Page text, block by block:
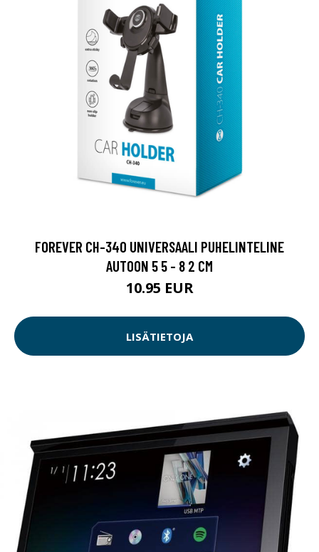
FOREVER CH-340 UNIVERSAALI PUHELINTELINE
AUTOON 5 5 - 8 2 CM
10.95 EUR
LISÄTIETOJA